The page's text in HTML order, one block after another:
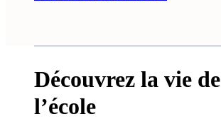
Découvrez la vie de
l’école